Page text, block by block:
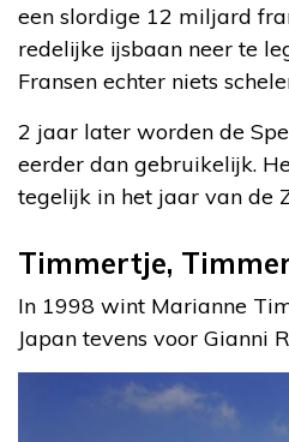
een slordige 12 miljard
redelijke ijsbaan neer te
Fransen echter niets
2 jaar later worden de
eerder dan gebruikelijk.
tegelijk in het jaar van de
Timmertje,
In 1998 wint Marianne
Japan tevens voor Gianni